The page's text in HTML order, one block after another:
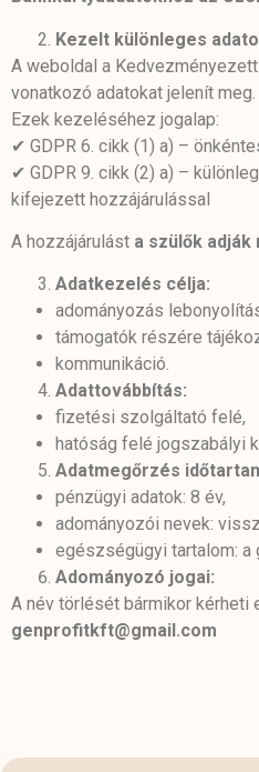
Kezelt különleges
A weboldal a
vonatkozó adatokat jelenít meg.
Ezek kezeléséhez jogalap:
✔ GDPR 6. cikk (1) a) –
✔ GDPR 9. cikk (2) a) –
kifejezett hozzájárulással
A hozzájárulást a szülők adják
Adatkezelés célja:
adományozás
támogatók részére
kommunikáció.
Adattovábbítás:
fizetési szolgáltató felé,
hatóság felé jogszabályi
Adatmegőrzés
pénzügyi adatok: 8 év,
adományozói nevek:
egészségügyi tartalom: a
Adományozó jogai:
A név törlését bármikor kérheti
genprofitkft@gmail.com